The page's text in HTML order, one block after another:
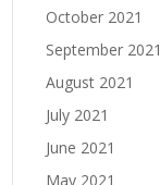
October 2021
September 2021
August 2021
July 2021
June 2021
May 2021